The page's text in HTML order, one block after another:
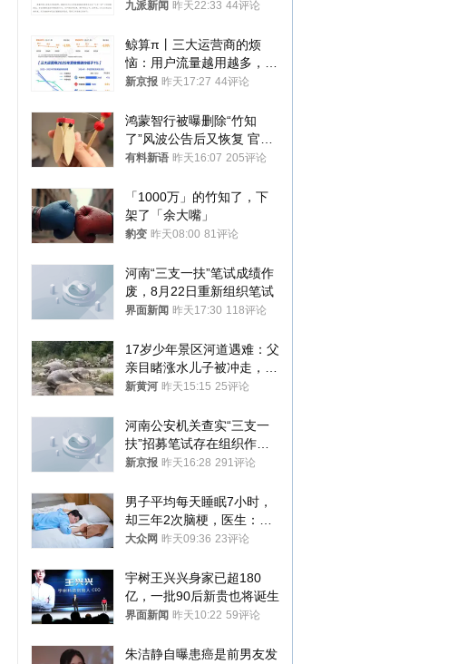
涉嫌非法获取国家秘密罪等
九派新闻 昨天22:33 44评论
鲸算π丨三大运营商的烦
恼：用户流量越用越多，收
入却越来越少
新京报 昨天17:27 44评论
鸿蒙智行被曝删除“竹知
了”风波公告后又恢复 官媒
曾力挺：劝华为要大度的，
有料新语 昨天16:07 205评论
「1000万」的竹知了，下
架了「余大嘴」
豹变 昨天08:00 81评论
河南“三支一扶”笔试成绩作
废，8月22日重新组织笔试
界面新闻 昨天17:30 118评论
17岁少年景区河道遇难：父
亲目睹涨水儿子被冲走，当
地排除上游泄洪，家属盼厘
新黄河 昨天15:15 25评论
河南公安机关查实“三支一
扶”招募笔试存在组织作弊
犯罪行为
新京报 昨天16:28 291评论
男子平均每天睡眠7小时，
却三年2次脑梗，医生：这
样睡觉更伤身
大众网 昨天09:36 23评论
宇树王兴兴身家已超180
亿，一批90后新贵也将诞生
界面新闻 昨天10:22 59评论
朱洁静自曝患癌是前男友发